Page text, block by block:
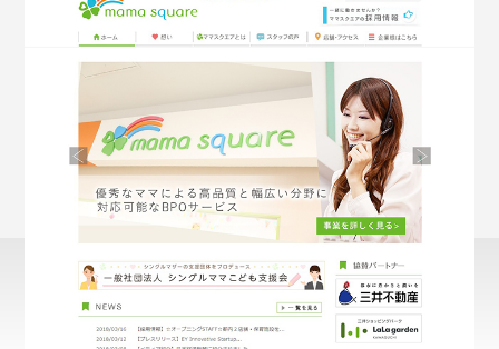
WEB制作・Wordpress制作
WEB開発・システム開発
インフラ・クラウド構築
ITサポート・ヘルプデスク・コール
センター